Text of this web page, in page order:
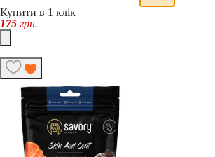
Купити в 1 клік
175 грн.